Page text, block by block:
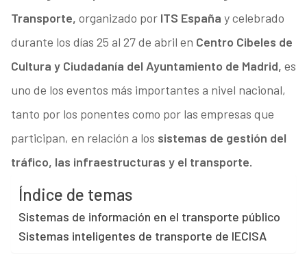
Transporte, organizado porITS España y celebrado
durante los días 25 al 27 de abril en Centro Cibeles de
Cultura y Ciudadanía del Ayuntamiento de Madrid, es
uno de los eventos más importantes a nivel nacional,
tanto por los ponentes como por las empresas que
participan, en relación a los sistemas de gestión del
tráfico, las infraestructuras y el transporte.
Índice de temas
Sistemas de información en el transporte público
Sistemas inteligentes de transporte de IECISA